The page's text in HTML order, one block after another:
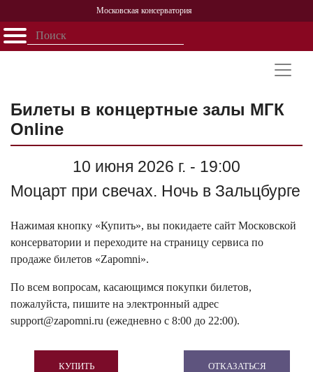
Московская консерватория
Открыть - закрыть
Персоналии
История
Билеты в концертные залы МГК
Online
10 июня 2026 г. - 19:00
Моцарт при свечах. Ночь в Зальцбурге
Нажимая кнопку «Купить», вы покидаете сайт Московской
консерватории и переходите на страницу сервиса по
продаже билетов «Zapomni».
По всем вопросам, касающимся покупки билетов,
пожалуйста, пишите на электронный адрес
support@zapomni.ru (ежедневно с 8:00 до 22:00).
КУПИТЬ ОТКАЗАТЬСЯ